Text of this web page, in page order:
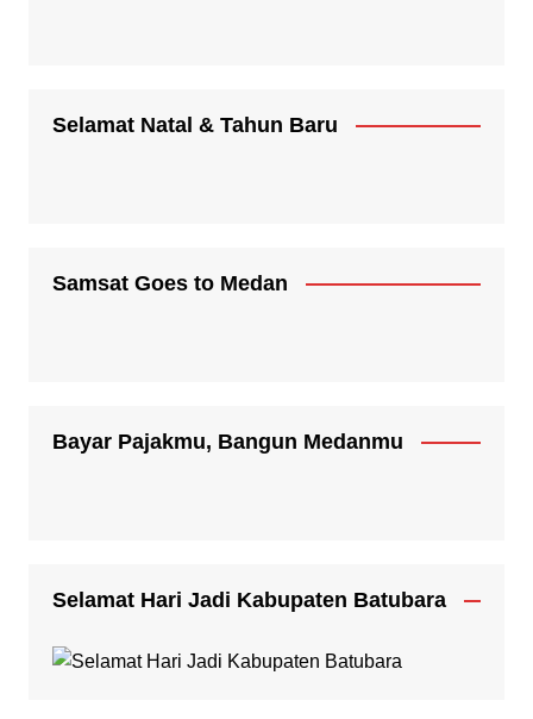
Selamat Natal & Tahun Baru
Samsat Goes to Medan
Bayar Pajakmu, Bangun Medanmu
Selamat Hari Jadi Kabupaten Batubara